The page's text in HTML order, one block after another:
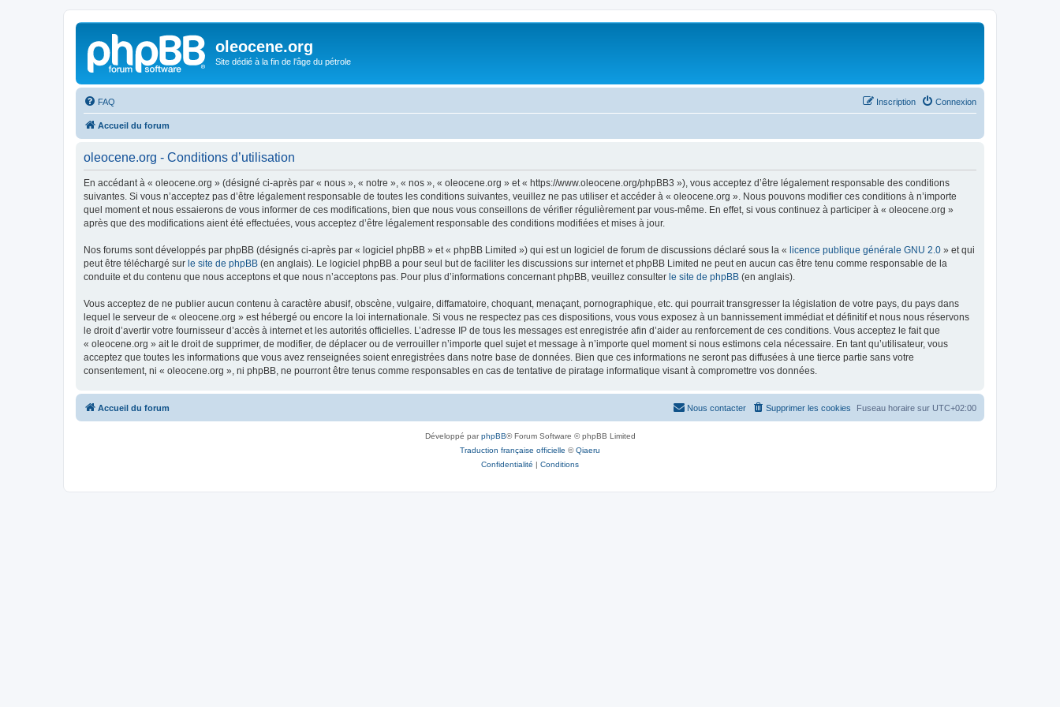
oleocene.org
Site dédié à la fin de l'âge du pétrole
FAQ Connexion
Inscription
Accueil du forum
oleocene.org - Conditions d’utilisation
En accédant à « oleocene.org » (désigné ci-après par « nous », « notre », « nos », « oleocene.org » et « https://www.oleocene.org/phpBB3 »), vous acceptez d’être légalement responsable des conditions
suivantes. Si vous n’acceptez pas d’être légalement responsable de toutes les conditions suivantes, veuillez ne pas utiliser et accéder à « oleocene.org ». Nous pouvons modifier ces conditions à n’importe
quel moment et nous essaierons de vous informer de ces modifications, bien que nous vous conseillons de vérifier régulièrement par vous-même. En effet, si vous continuez à participer à « oleocene.org »
après que des modifications aient été effectuées, vous acceptez d’être légalement responsable des conditions modifiées et mises à jour.
Nos forums sont développés par phpBB (désignés ci-après par « logiciel phpBB » et « phpBB Limited ») qui est un logiciel de forum de discussions déclaré sous la « licence publique générale GNU 2.0 » et qui
peut être téléchargé sur le site de phpBB (en anglais). Le logiciel phpBB a pour seul but de faciliter les discussions sur internet et phpBB Limited ne peut en aucun cas être tenu comme responsable de la
conduite et du contenu que nous acceptons et que nous n’acceptons pas. Pour plus d’informations concernant phpBB, veuillez consulter le site de phpBB (en anglais).
Vous acceptez de ne publier aucun contenu à caractère abusif, obscène, vulgaire, diffamatoire, choquant, menaçant, pornographique, etc. qui pourrait transgresser la législation de votre pays, du pays dans
lequel le serveur de « oleocene.org » est hébergé ou encore la loi internationale. Si vous ne respectez pas ces dispositions, vous vous exposez à un bannissement immédiat et définitif et nous nous réservons
le droit d’avertir votre fournisseur d’accès à internet et les autorités officielles. L’adresse IP de tous les messages est enregistrée afin d’aider au renforcement de ces conditions. Vous acceptez le fait que
« oleocene.org » ait le droit de supprimer, de modifier, de déplacer ou de verrouiller n’importe quel sujet et message à n’importe quel moment si nous estimons cela nécessaire. En tant qu’utilisateur, vous
acceptez que toutes les informations que vous avez renseignées soient enregistrées dans notre base de données. Bien que ces informations ne seront pas diffusées à une tierce partie sans votre
consentement, ni « oleocene.org », ni phpBB, ne pourront être tenus comme responsables en cas de tentative de piratage informatique visant à compromettre vos données.
Accueil du forum Fuseau horaire sur UTC+02:00
Supprimer les cookies
Nous contacter
Développé parphpBB® Forum Software © phpBB Limited
Traduction française officielle ©Qiaeru
Confidentialité | Conditions